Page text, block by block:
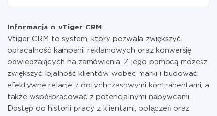
w razie potrzeby przełączyć się na płatną. Więcej
informacji otaryfach.
Informacja o vTiger CRM
Vtiger CRM to system, który pozwala zwiększyć
opłacalność kampanii reklamowych oraz konwersję
odwiedzających na zamówienia. Z jego pomocą możesz
zwiększyć lojalność klientów wobec marki i budować
efektywne relacje z dotychczasowymi kontrahentami, a
także współpracować z potencjalnymi nabywcami.
Dostęp do historii pracy z klientami, połączeń oraz